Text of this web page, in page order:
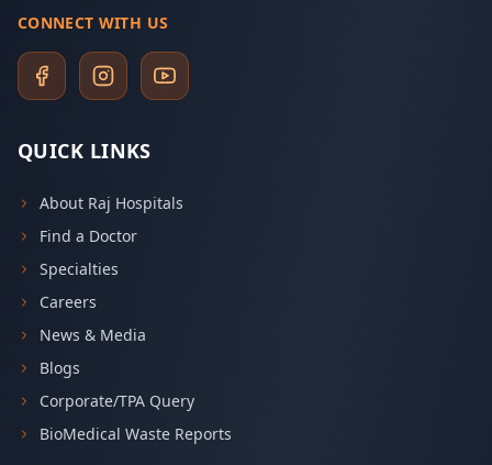
CONNECT WITH US
QUICK LINKS
About Raj Hospitals
Find a Doctor
Specialties
Careers
News & Media
Blogs
Corporate/TPA Query
BioMedical Waste Reports